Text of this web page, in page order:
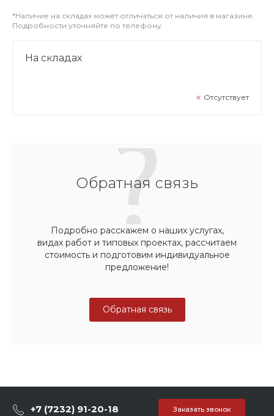
*Наличие на складах может отличаться от наличия в магазине.
Подробности уточняйте по телефону.
На складах
Отсутствует
Обратная связь
Подробно расскажем о наших услугах,
видах работ и типовых проектах, рассчитаем
стоимость и подготовим индивидуальное
предложение!
Обратная связь
+7 (7232) 91-20-18 Заказать звонок